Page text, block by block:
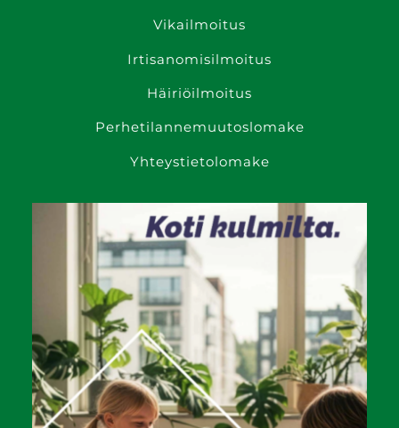
Vikailmoitus
Irtisanomis­ilmoitus
Häiriöilmoitus
Perhetilanne­muutoslomake
Yhteystietolomake